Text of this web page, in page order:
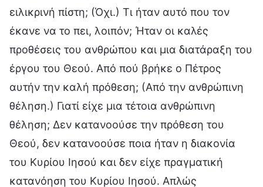
ειλικρινή πίστη; (Όχι.) Τι ήταν αυτό που τον
έκανε να το πει, λοιπόν; Ήταν οι καλές
προθέσεις του ανθρώπου και μια διατάραξη του
έργου του Θεού. Από πού βρήκε ο Πέτρος
αυτήν την καλή πρόθεση; (Από την ανθρώπινη
θέληση.) Γιατί είχε μια τέτοια ανθρώπινη
θέληση; Δεν κατανοούσε την πρόθεση του
Θεού, δεν κατανοούσε ποια ήταν η διακονία
του Κυρίου Ιησού και δεν είχε πραγματική
κατανόηση του Κυρίου Ιησού. Απλώς